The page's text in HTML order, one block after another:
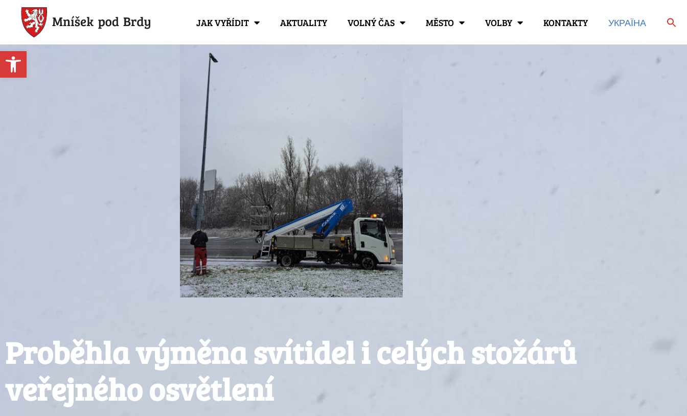
Open toolbar
JAK VYŘÍDIT AKTUALITY VOLNÝ ČAS MĚSTO VOLBY KONTAKTY УКРАЇНА
Proběhla výměna svítidel i celých stožárů
veřejného osvětlení